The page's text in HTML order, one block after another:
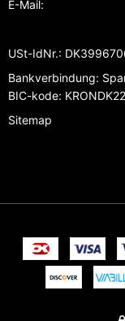
E-Mail:
USt-IdNr.:
Bankverbindung:
BIC-kode:
Sitemap